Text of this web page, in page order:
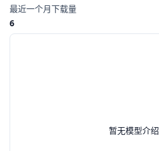
暂无模型介绍
最近一个月下载量
6